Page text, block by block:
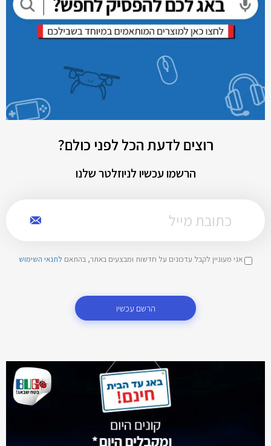
רוצים לדעת הכל לפני כולם?
הרשמו עכשיו לניוזלטר שלנו
אני מעוניין לקבל עדכונים על חדשות ומבצעים באתר, בהתאם לתנאי השימוש
הרשם עכשיו